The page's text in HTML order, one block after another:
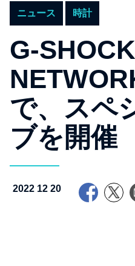
ニュース 時計
G-
で、スペ
ブを開催
2022 12 20